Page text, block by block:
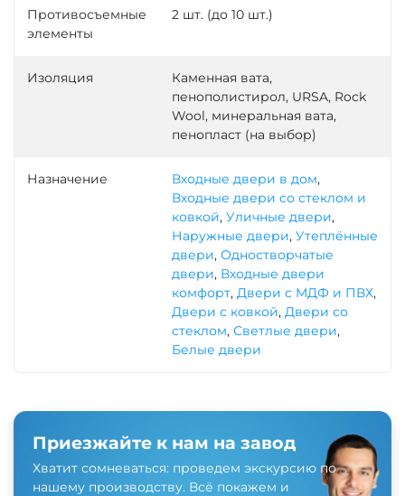
Противосъемные
элементы
2 шт. (до 10 шт.)
Изоляция
Каменная вата,
пенополистирол, URSA, Rock
Wool, минеральная вата,
пенопласт (на выбор)
Назначение Входные двери в дом,
Входные двери со стеклом и
ковкой, Уличные двери,
Наружные двери, Утеплённые
двери, Одностворчатые
двери, Входные двери
комфорт, Двери с МДФ и ПВХ,
Двери с ковкой, Двери со
стеклом, Светлые двери,
Белые двери
Приезжайте к нам на завод
Хватит сомневаться: проведем экскурсию по
нашему производству. Всё покажем и